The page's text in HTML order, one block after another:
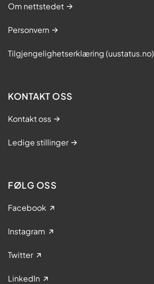
Om nettstedet
Personvern
Tilgjengelighetserklæring (uustatus.no)
KONTAKT OSS
Kontakt oss
Ledige stillinger
FØLG OSS
Facebook
Instagram
Twitter
LinkedIn